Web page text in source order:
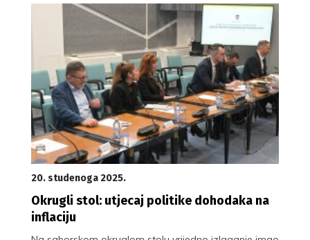
20. studenoga 2025.
Okrugli stol: utjecaj politike dohodaka na
inflaciju